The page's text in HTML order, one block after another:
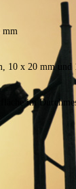
mm
10 x 20 mm und
im